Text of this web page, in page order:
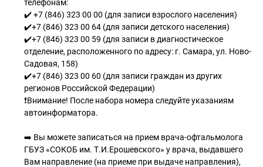
телефонам:
✔️ +7 (846) 323 00 00 (для записи взрослого населения)
✔️+7 (846) 323 00 64 (для записи детского населения)
✔️+7 (846) 323 00 59 (для записи в диагностическое
отделение, расположенного по адресу: г. Самара, ул. Ново-
Садовая, 158)
✔️+7 (846) 323 00 60 (для записи граждан из других
регионов Российской Федерации)
❗Внимание! После набора номера следуйте указаниям
автоинформатора.
➡️ Вы можете записаться на прием врача-офтальмолога
ГБУЗ «СОКОБ им. Т.И.Ерошевского» у врача, выдавшего
Вам направление (на приеме при выдаче направления),